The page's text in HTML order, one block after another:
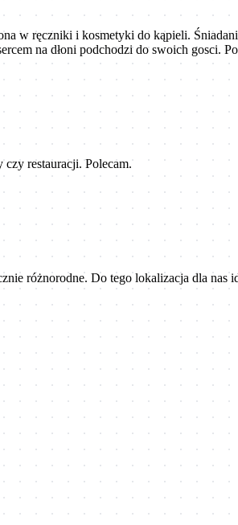
w ręczniki i kosmetyki do kąpieli.
na dłoni podchodzi do swoich gosci.
restauracji. Polecam.
różnorodne. Do tego lokalizacja dla nas